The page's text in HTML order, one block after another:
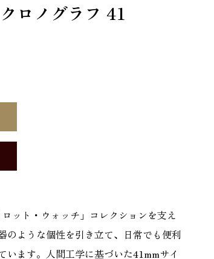
ロノグラフ 41
ット・ウォッチ」コレクションを支え
のような個性を引き立て、日常でも便利
ます。人間工学に基づいた41mmサイ